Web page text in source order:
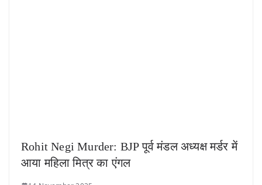
Rohit Negi Murder: BJP पूर्व मंडल अध्यक्ष मर्डर में
आया महिला मित्र का एंगल